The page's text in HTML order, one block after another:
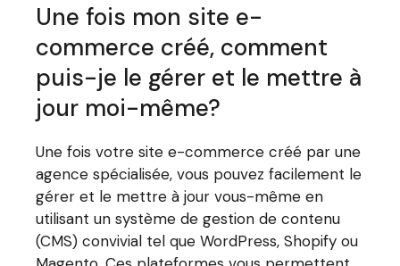
Une fois mon site e-
commerce créé, comment
puis-je le gérer et le mettre à
jour moi-même?
Une fois votre site e-commerce créé par une
agence spécialisée, vous pouvez facilement le
gérer et le mettre à jour vous-même en
utilisant un système de gestion de contenu
(CMS) convivial tel que WordPress, Shopify ou